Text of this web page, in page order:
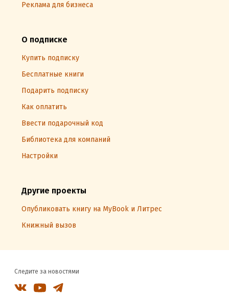
Реклама для бизнеса
О подписке
Купить подписку
Бесплатные книги
Подарить подписку
Как оплатить
Ввести подарочный код
Библиотека для компаний
Настройки
Другие проекты
Опубликовать книгу на MyBook и Литрес
Книжный вызов
Следите за новостями